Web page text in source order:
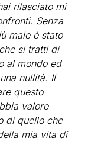
rilasciato mi
Senza
male è stato
si tratti di
al mondo ed
nullità. Il
questo
valore
di quello che
mia vita di